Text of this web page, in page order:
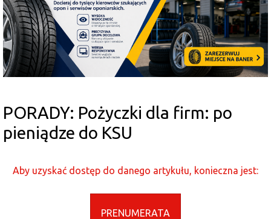
PORADY: Pożyczki dla firm: po
pieniądze do KSU
Aby uzyskać dostęp do danego artykułu, konieczna jest:
PRENUMERATA